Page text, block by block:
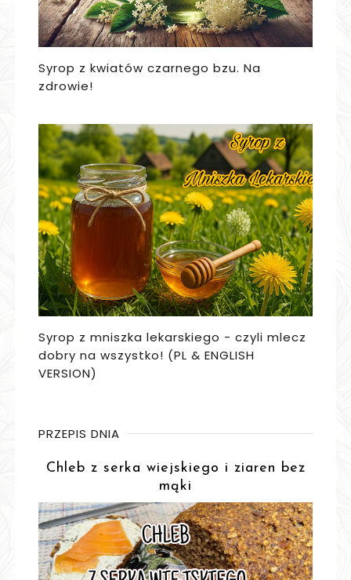
Syrop z kwiatów czarnego bzu. Na
zdrowie!
Syrop z mniszka lekarskiego - czyli mlecz
dobry na wszystko! (PL & ENGLISH
VERSION)
PRZEPIS DNIA
Chleb z serka wiejskiego i ziaren bez
mąki